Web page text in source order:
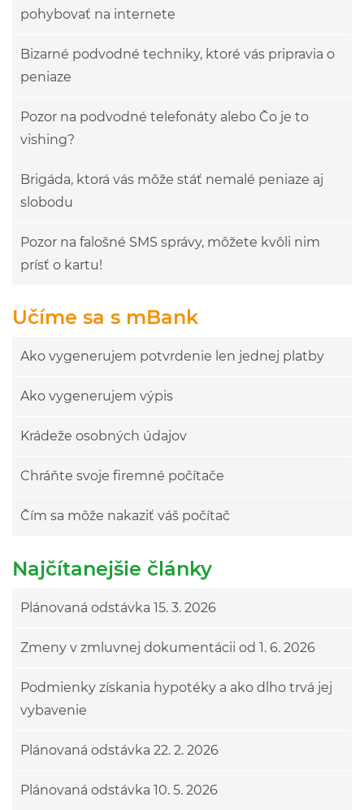
pohybovať na internete
Bizarné podvodné techniky, ktoré vás pripravia o
peniaze
Pozor na podvodné telefonáty alebo Čo je to
vishing?
Brigáda, ktorá vás môže stáť nemalé peniaze aj
slobodu
Pozor na falošné SMS správy, môžete kvôli nim
prísť o kartu!
Učíme sa s mBank
Ako vygenerujem potvrdenie len jednej platby
Ako vygenerujem výpis
Krádeže osobných údajov
Chráňte svoje firemné počítače
Čím sa môže nakaziť váš počítač
Najčítanejšie články
Plánovaná odstávka 15. 3. 2026
Zmeny v zmluvnej dokumentácii od 1. 6. 2026
Podmienky získania hypotéky a ako dlho trvá jej
vybavenie
Plánovaná odstávka 22. 2. 2026
Plánovaná odstávka 10. 5. 2026